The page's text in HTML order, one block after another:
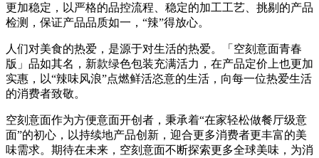
更加稳定，以严格的品控流程、稳定的加工工艺、挑剔的产品
检测，保证产品品质如一，“辣”得放心。
人们对美食的热爱，是源于对生活的热爱。「空刻意面青春
版」品如其名，新款绿色包装充满活力，在产品定价上也更加
实惠，以“辣味风浪”点燃鲜活恣意的生活，向每一位热爱生活
的消费者致敬。
空刻意面作为方便意面开创者，秉承着“在家轻松做餐厅级意
面”的初心，以持续地产品创新，迎合更多消费者更丰富的美
味需求。期待在未来，空刻意面不断探索更多全球美味，为消